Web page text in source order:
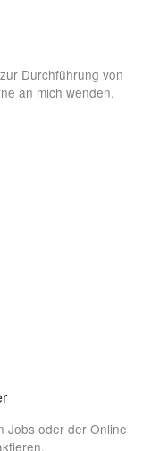
Durchführung von
an mich wenden.
Jobs oder der Online